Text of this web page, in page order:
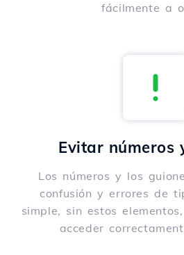
fácilmente a
Evitar números
Los números y los
confusión y errores de
simple, sin estos
acceder